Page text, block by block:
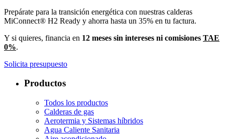
Prepárate para la transición energética con nuestras calderas
MiConnect® H2 Ready y ahorra hasta un 35% en tu factura.
Y si quieres, financia en 12 meses sin intereses ni comisiones TAE
0%.
Solicita presupuesto
Productos
Todos los productos
Calderas de gas
Aerotermia y Sistemas híbridos
Agua Caliente Sanitaria